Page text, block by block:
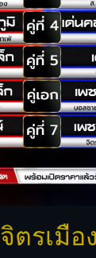
ตรเมือ